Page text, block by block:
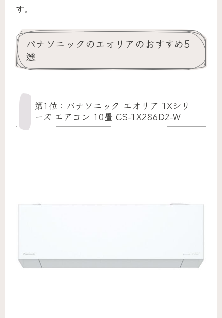
す。
パナソニックのエオリアのおすすめ5
選
第1位：パナソニック エオリア TXシリ
ーズ エアコン 10畳 CS-TX286D2-W